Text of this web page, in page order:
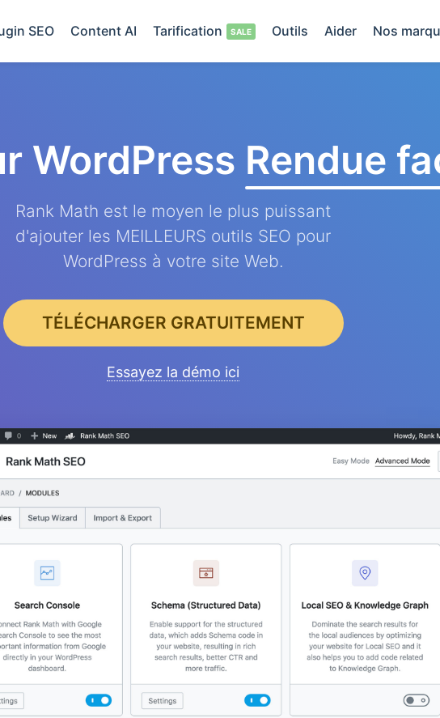
SEO Content AI Tarification Outils Aider Nos
WordPress Rendue
Rank Math est le moyen le plus puissant
d'ajouter les MEILLEURS outils SEO pour
WordPress à votre site Web.
TÉLÉCHARGER GRATUITEMENT
Essayez la démo ici